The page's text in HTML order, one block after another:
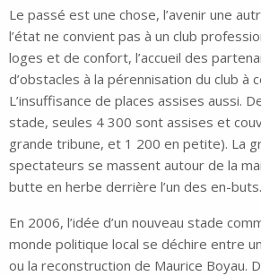
Le passé est une chose, l’avenir une
l’état ne convient pas à un club
loges et de confort, l’accueil des
d’obstacles à la pérennisation du club à
L’insuffisance de places assises aussi.
stade, seules 4 300 sont assises et
grande tribune, et 1 200 en petite). La
spectateurs se massent autour de la
butte en herbe derrière l’un des en-buts.
En 2006, l’idée d’un nouveau stade
monde politique local se déchire entre
ou la reconstruction de Maurice Boyau.